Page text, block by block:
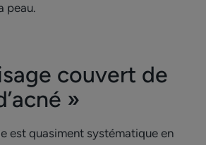
peau.
couvert de
»
est quasiment systématique en